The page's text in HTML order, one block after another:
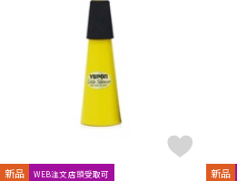
新品 WEB注文店頭受取可 新品